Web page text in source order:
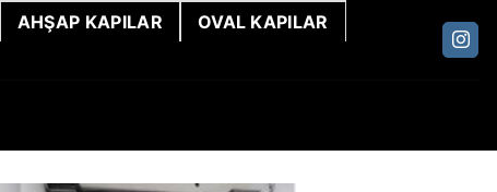
AHŞAP KAPILAR
OVAL KAPILAR